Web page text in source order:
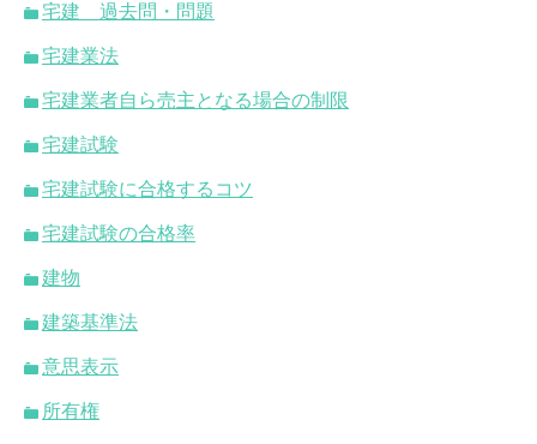
宅建 過去問・問題
宅建業法
宅建業者自ら売主となる場合の制限
宅建試験
宅建試験に合格するコツ
宅建試験の合格率
建物
建築基準法
意思表示
所有権